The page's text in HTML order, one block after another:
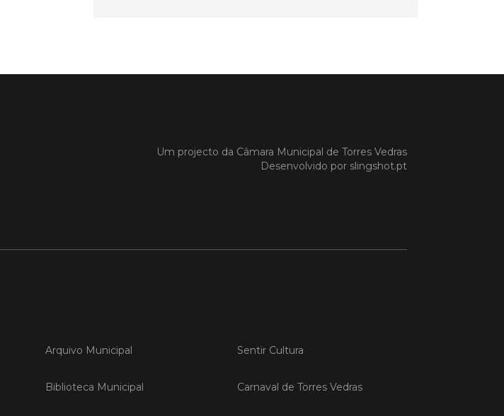
Um projecto da Câmara Municipal de Torres Vedras
Desenvolvido por slingshot.pt
Arquivo Municipal
Biblioteca Municipal
Sentir Cultura
Carnaval de Torres Vedras